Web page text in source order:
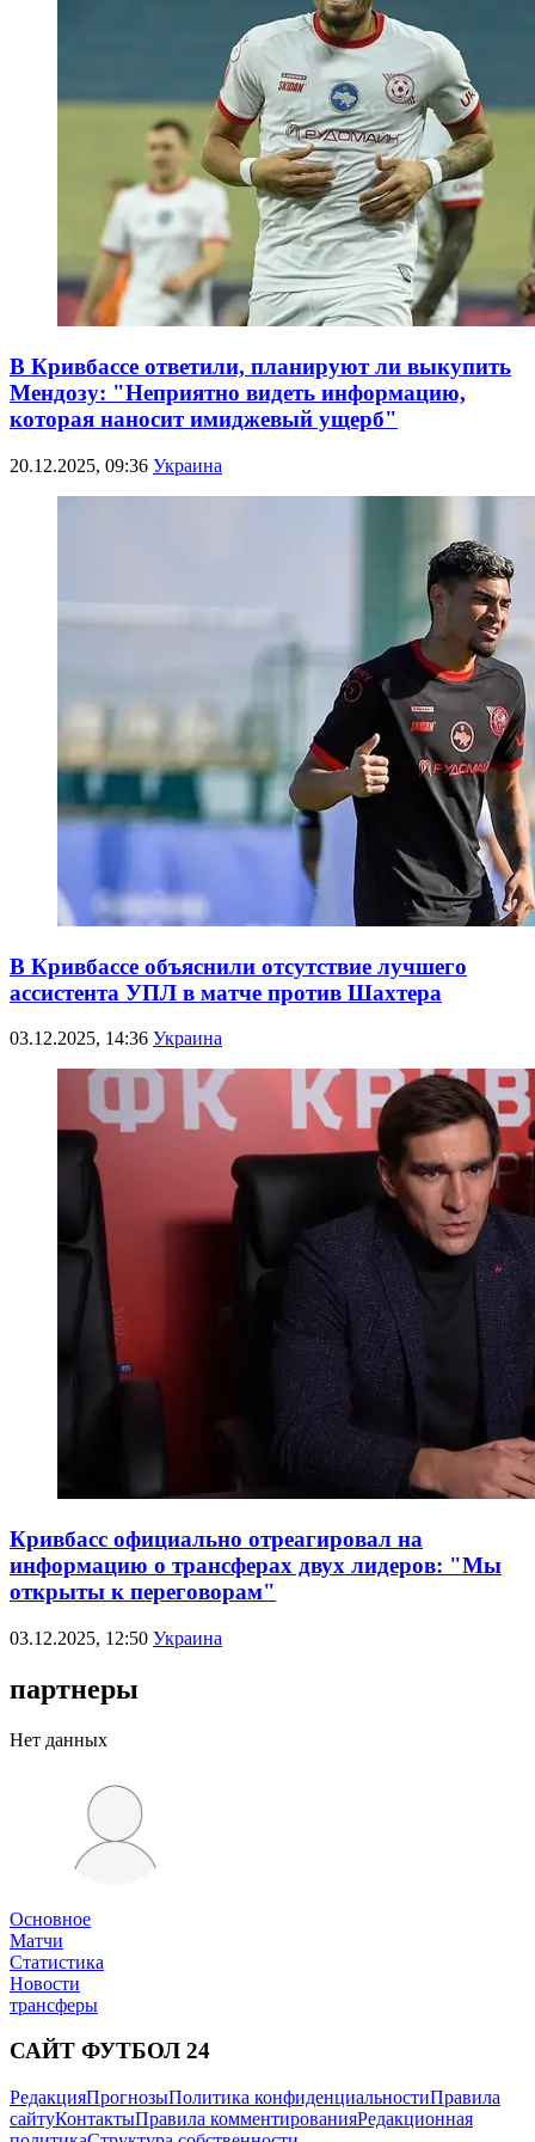
В Кривбассе ответили, планируют ли выкупить
Мендозу: "Неприятно видеть информацию,
которая наносит имиджевый ущерб"
20.12.2025, 09:36 Украина
В Кривбассе объяснили отсутствие лучшего
ассистента УПЛ в матче против Шахтера
03.12.2025, 14:36 Украина
Кривбасс официально отреагировал на
информацию о трансферах двух лидеров: "Мы
открыты к переговорам"
03.12.2025, 12:50 Украина
партнеры
Нет данных
Основное
Матчи
Статистика
Новости
трансферы
САЙТ ФУТБОЛ 24
РедакцияПрогнозыПолитика конфиденциальностиПравила
сайтуКонтактыПравила комментированияРедакционная